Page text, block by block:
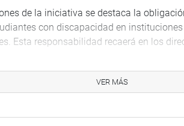
de la iniciativa se destaca la
con discapacidad en
Esta responsabilidad recaerá en los
y no meramente simbólica dentro del
el proceso de admisión hasta la
VER MÁS